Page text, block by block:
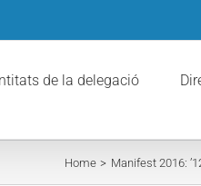
de la delegació
Home Manifest 2016: